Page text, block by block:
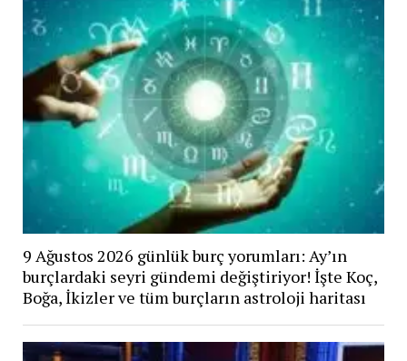
9 Ağustos 2026 günlük burç yorumları: Ay’ın
burçlardaki seyri gündemi değiştiriyor! İşte Koç,
Boğa, İkizler ve tüm burçların astroloji haritası